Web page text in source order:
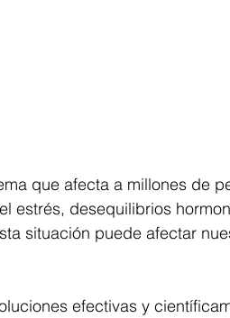
que afecta a millones de
estrés, desequilibrios
situación puede afectar
efectivas y